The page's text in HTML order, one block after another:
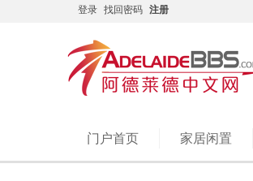
登录 找回密码 注册
门户首页 家居闲置